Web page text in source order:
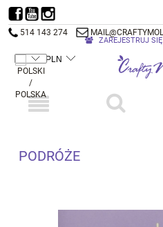
514 143 274
ZAREJESTRUJ SIĘ
PODRÓŻE